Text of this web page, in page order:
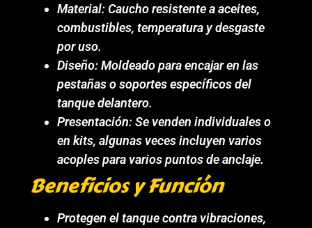
Material: Caucho resistente a aceites,
combustibles, temperatura y desgaste
por uso.
Diseño: Moldeado para encajar en las
pestañas o soportes específicos del
tanque delantero.
Presentación: Se venden individuales o
en kits, algunas veces incluyen varios
acoples para varios puntos de anclaje.
Beneficios y Función
Protegen el tanque contra vibraciones,